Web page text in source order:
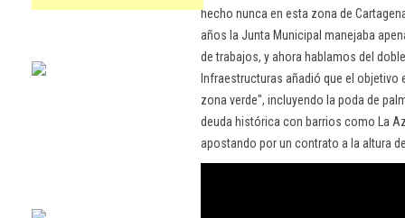
hecho nunca en esta zona de
años la Junta Municipal manejaba
de trabajos, y ahora hablamos del
Infraestructuras añadió que el
zona verde", incluyendo la poda de
deuda histórica con barrios como La
apostando por un contrato a la altura